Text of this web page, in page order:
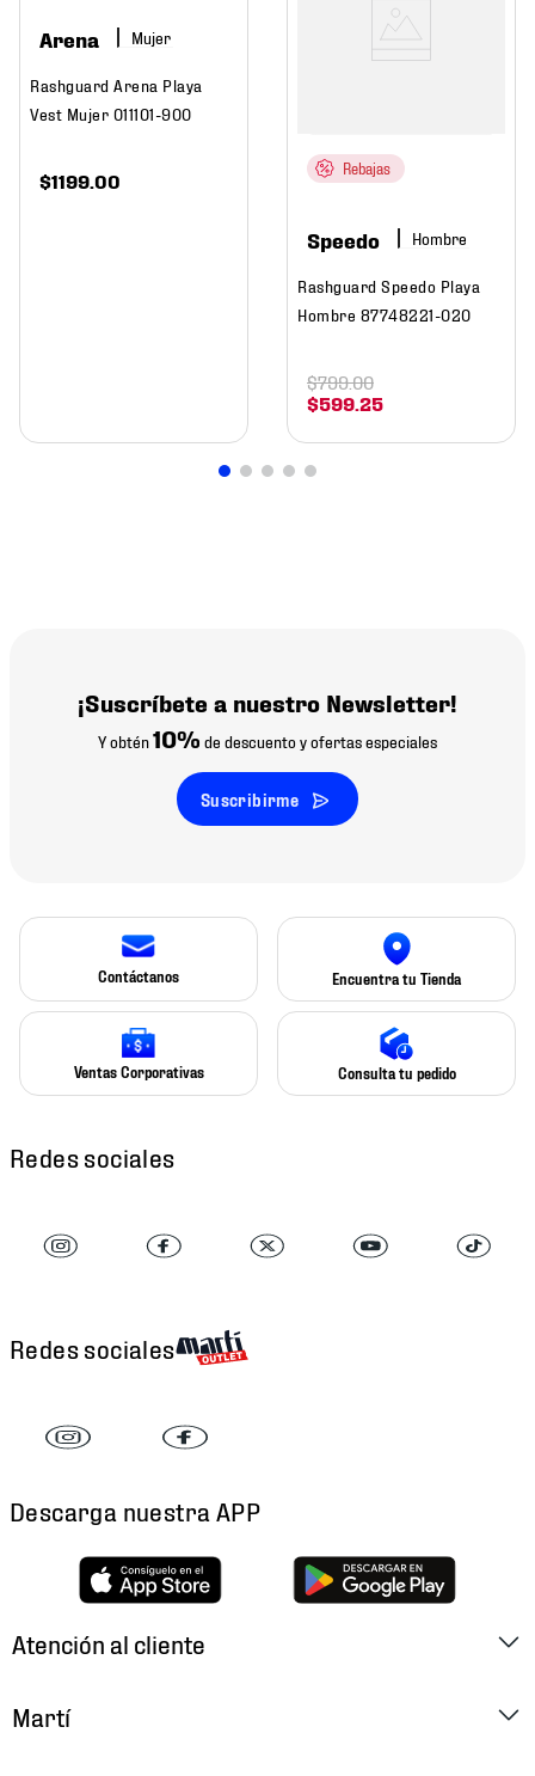
Arena Mujer
Rashguard Arena Playa
Vest Mujer 011101-900
$1199.00
Rebajas
Speedo Hombre
Rashguard Speedo Playa
Hombre 87748221-020
$599.25
$799.00
¡Suscríbete a nuestro Newsletter!
Y obtén10% de descuento y ofertas especiales
Suscribirme
Contáctanos Encuentra tu Tienda
Ventas Corporativas Consulta tu pedido
Redes sociales
Redes sociales
Descarga nuestra APP
Atención al cliente
Martí